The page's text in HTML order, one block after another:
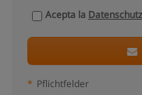
Acepta la
* Pflichtfelder